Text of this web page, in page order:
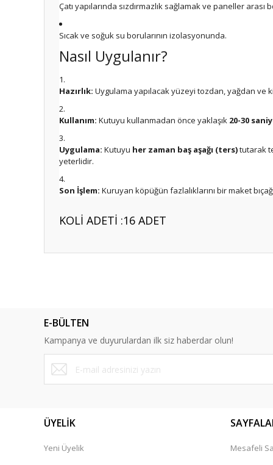
Çatı yapılarında sızdırmazlık sağlamak ve paneller arası
Sıcak ve soğuk su borularının izolasyonunda.
Nasıl Uygulanır?
Hazırlık: Uygulama yapılacak yüzeyi tozdan, yağdan ve
Kullanım: Kutuyu kullanmadan önce yaklaşık 20-30
Uygulama: Kutuyu her zaman baş aşağı (ters)tutarak
yeterlidir.
Son İşlem: Kuruyan köpüğün fazlalıklarını bir maket
KOLİ ADETİ :16 ADET
Ürün bilgilerinde hatalar bulunuyor.
Ürün fiyatı diğer sitelerden daha pahalı.
Bu ürüne benzer farklı alternatifler olmalı.
E-BÜLTEN
Kampanya ve duyurulardan ilk siz haberdar olun!
ÜYELİK
Yeni Üyelik
Mesafeli